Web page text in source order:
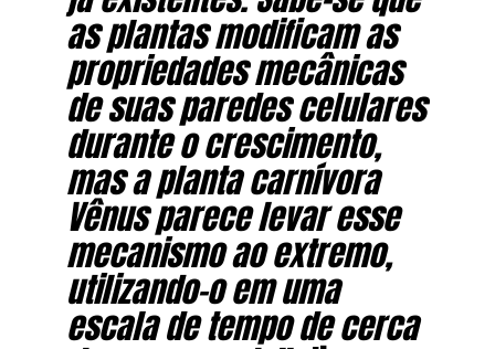
as plantas modificam as
propriedades mecânicas
de suas paredes celulares
durante o crescimento,
mas a planta carnívora
Vênus parece levar esse
mecanismo ao extremo,
utilizando-o em uma
escala de tempo de cerca